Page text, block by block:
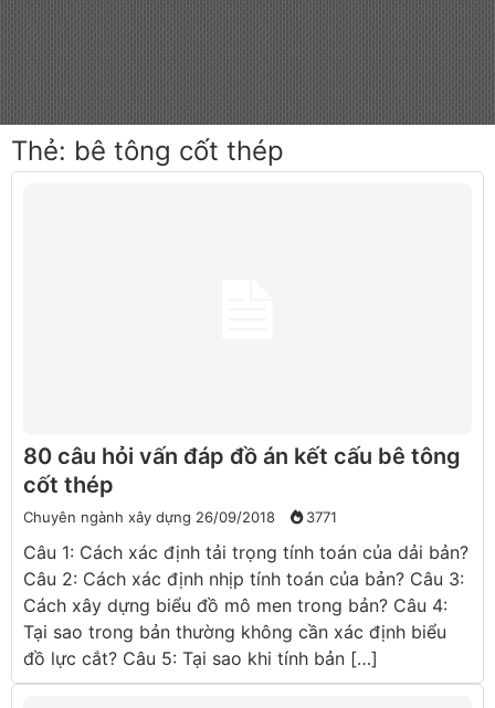
Thẻ: bê tông cốt thép
80 câu hỏi vấn đáp đồ án kết cấu bê tông
cốt thép
Chuyên ngành xây dựng 26/09/2018 3771
Câu 1: Cách xác định tải trọng tính toán của dải bản?
Câu 2: Cách xác định nhịp tính toán của bản? Câu 3:
Cách xây dựng biểu đồ mô men trong bản? Câu 4:
Tại sao trong bản thường không cần xác định biểu
đồ lực cắt? Câu 5: Tại sao khi tính bản […]